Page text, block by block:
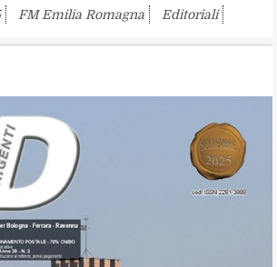
FM Emilia Romagna Editoriali